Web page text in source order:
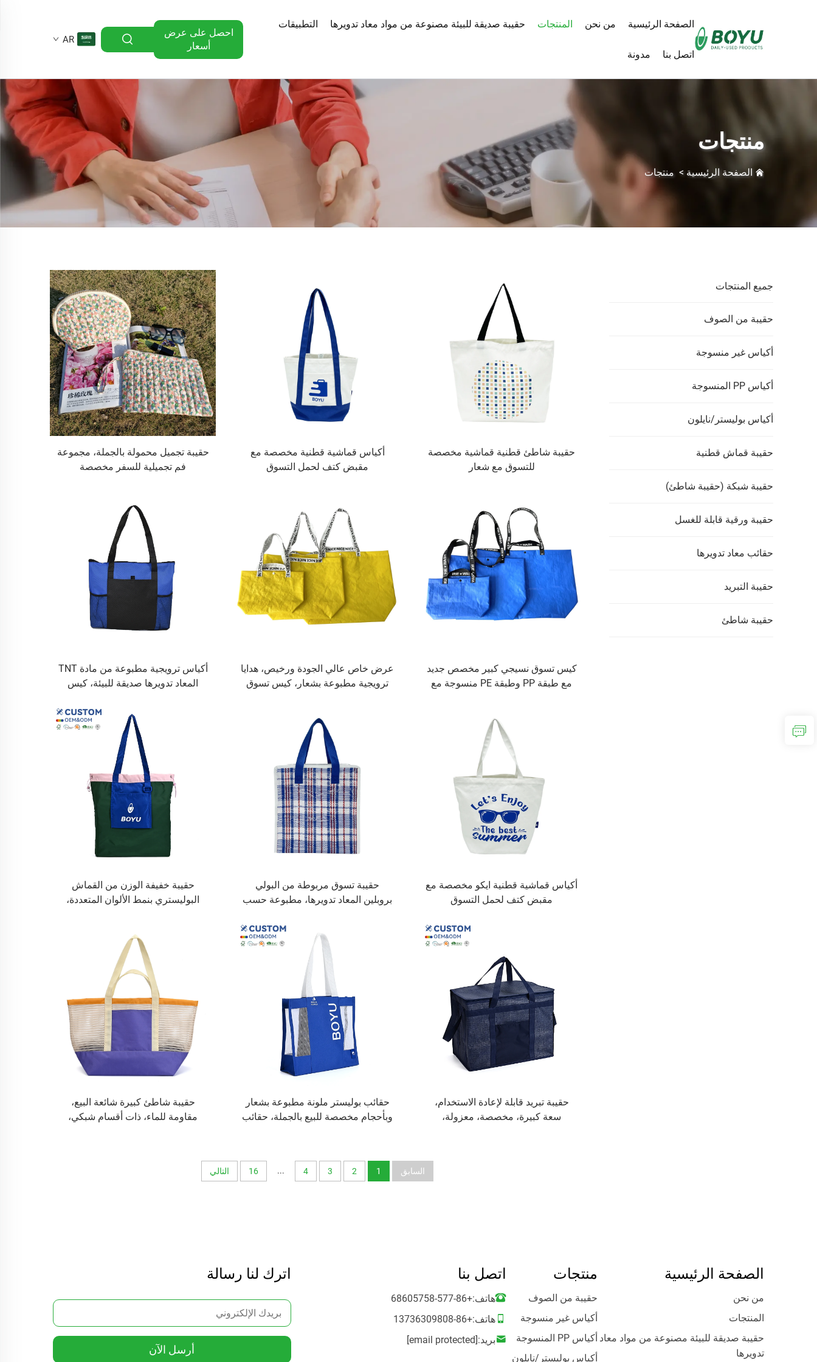
الصفحة الرئيسية من نحن المنتجات حقيبة صديقة للبيئة مصنوعة من مواد معاد تدويرها التطبيقات
اتصل بنا مدونة
احصل على عرض
أسعار
AR
منتجات
الصفحة الرئيسية > منتجات
جميع المنتجات
حقيبة من الصوف
أكياس غير منسوجة
أكياس PP المنسوجة
أكياس بوليستر/نايلون
حقيبة قماش قطنية
حقيبة شبكة (حقيبة شاطئ)
حقيبة ورقية قابلة للغسل
حقائب معاد تدويرها
حقيبة التبريد
حقيبة شاطئ
حقيبة شاطئ قطنية قماشية مخصصة
للتسوق مع شعار
أكياس قماشية قطنية مخصصة مع
مقبض كتف لحمل التسوق
حقيبة تجميل محمولة بالجملة، مجموعة
فم تجميلية للسفر مخصصة
كيس تسوق نسيجي كبير مخصص جديد
مع طبقة PP وطبقة PE منسوجة مع
عرض خاص عالي الجودة ورخيص، هدايا
ترويجية مطبوعة بشعار، كيس تسوق
أكياس ترويجية مطبوعة من مادة TNT
المعاد تدويرها صديقة للبيئة، كيس
أكياس قماشية قطنية ايكو مخصصة مع
مقبض كتف لحمل التسوق
حقيبة تسوق مربوطة من البولي
بروبلين المعاد تدويرها، مطبوعة حسب
حقيبة خفيفة الوزن من القماش
البوليستري بنمط الألوان المتعددة،
السوبرماركت
حقيبة تبريد قابلة لإعادة الاستخدام،
سعة كبيرة، مخصصة، معزولة،
حقائب بوليستر ملونة مطبوعة بشعار
وبأحجام مخصصة للبيع بالجملة، حقائب
حقيبة شاطئ كبيرة شائعة البيع،
مقاومة للماء، ذات أقسام شبكي،
السابق 1
2
3
4
...
16 التالي
الصفحة الرئيسية
من نحن
المنتجات
حقيبة صديقة للبيئة مصنوعة من مواد معاد
تدويرها
منتجات
حقيبة من الصوف
أكياس غير منسوجة
أكياس PP المنسوجة
أكياس بوليستر/نايلون
اتصل بنا
هاتف:+86-577-68605758
هاتف:+86-13736309808
بريد:[email protected]
اترك لنا رسالة
أرسل الآن